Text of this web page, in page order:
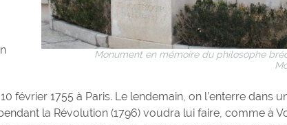
Monument en mémoire du philosophe
février 1755 à Paris. Le lendemain, on l’enterre dans
la Révolution (1796) voudra lui faire, comme à
Hommage à
Secondat,
Montesquieu
Henry de
s’est éteint samedi
dans sa 95ème
domicile parisien.